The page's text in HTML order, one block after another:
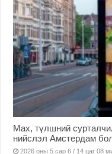
Мах, түлшний
нийслэл Амстердам
2026 оны 5 сар 6 / 14 цаг 08